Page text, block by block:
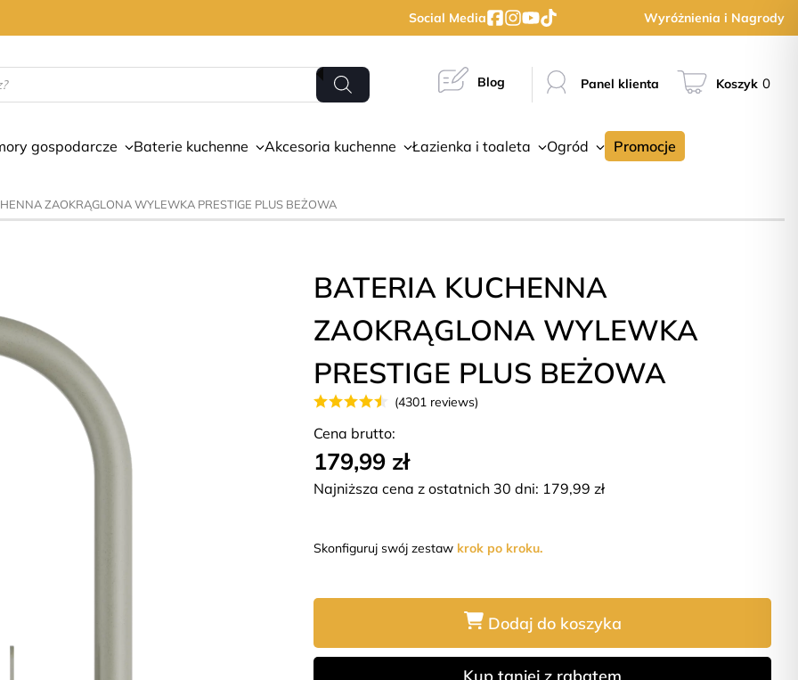
Social Media Wyróżnienia i Nagrody
Blog Panel klienta Koszyk 0
gospodarcze Baterie kuchenne Akcesoria kuchenne Łazienka i toaleta Ogród Promocje
ZAOKRĄGLONA WYLEWKA PRESTIGE PLUS BEŻOWA
BATERIA KUCHENNA
ZAOKRĄGLONA WYLEWKA
PRESTIGE PLUS BEŻOWA
(4301 reviews)
Cena brutto:
179,99 zł
Najniższa cena z ostatnich 30 dni: 179,99zł
Skonfiguruj swój zestaw krok po kroku.
Dodaj do koszyka